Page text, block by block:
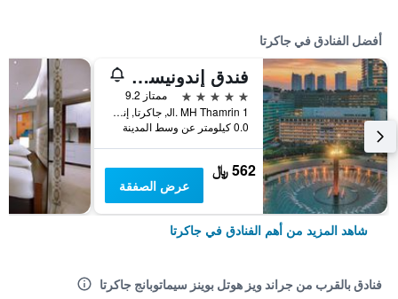
أفضل الفنادق في جاكرتا
فندق إندونيسيا كمبينسكي جاكرتا
5 نجوم
ممتاز 9.2
Jl. MH Thamrin 1, جاكرتا, إندونيسيا
0.0 كيلومتر عن وسط المدينة
562 ﷼
عرض الصفقة
شاهد المزيد من أهم الفنادق في جاكرتا
فنادق بالقرب من جراند ويز هوتل بوينز سيماتوبانج جاكرتا